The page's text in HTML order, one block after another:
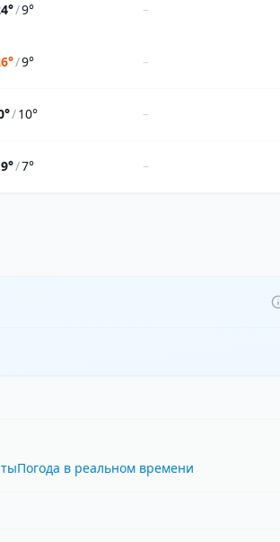
/9° –
/9° –
/10° –
/7° –
Погода в реальном времени